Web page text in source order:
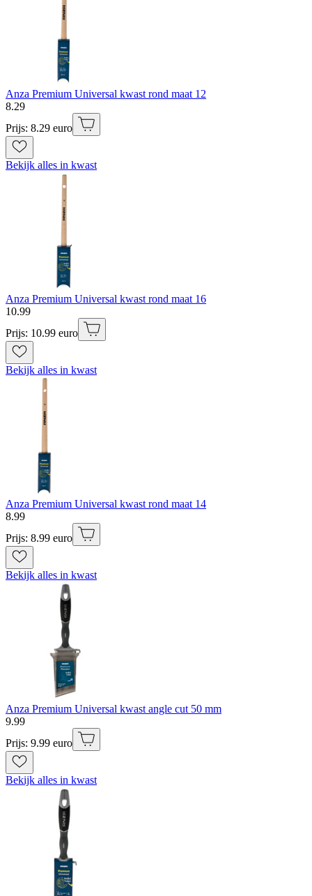
Anza Premium Universal kwast rond maat 12
8.29
Prijs: 8.29 euro
Bekijk alles in kwast
Anza Premium Universal kwast rond maat 16
10.99
Prijs: 10.99 euro
Bekijk alles in kwast
Anza Premium Universal kwast rond maat 14
8.99
Prijs: 8.99 euro
Bekijk alles in kwast
Anza Premium Universal kwast angle cut 50 mm
9.99
Prijs: 9.99 euro
Bekijk alles in kwast